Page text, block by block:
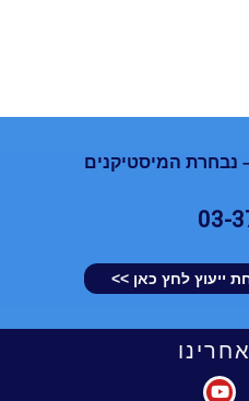
03-
ייעוץ לחץ כאן >>